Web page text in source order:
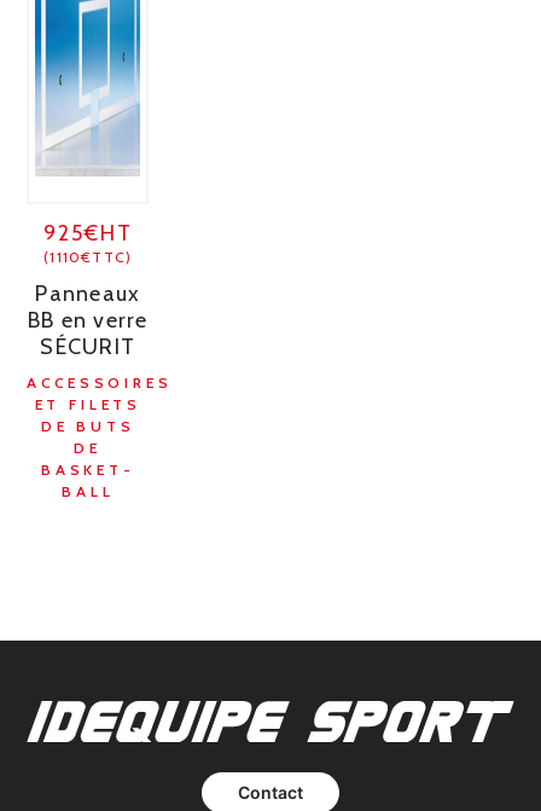
925€HT
(1110€TTC)
Panneaux
BB en verre
SÉCURIT
ACCESSOIRES
ET FILETS
DE BUTS
DE
BASKET-
BALL
Contact